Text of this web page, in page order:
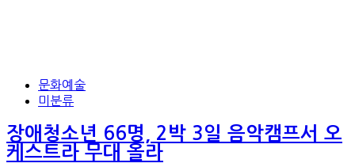
문화예술
미분류
장애청소년 66명, 2박 3일 음악캠프서 오
케스트라 무대 올라